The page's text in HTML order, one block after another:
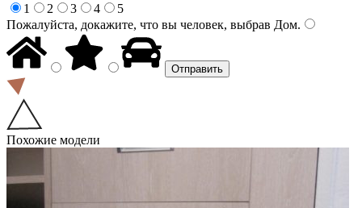
1
2 3 4
5
Пожалуйста, докажите, что вы человек, выбрав Дом.
Похожие модели